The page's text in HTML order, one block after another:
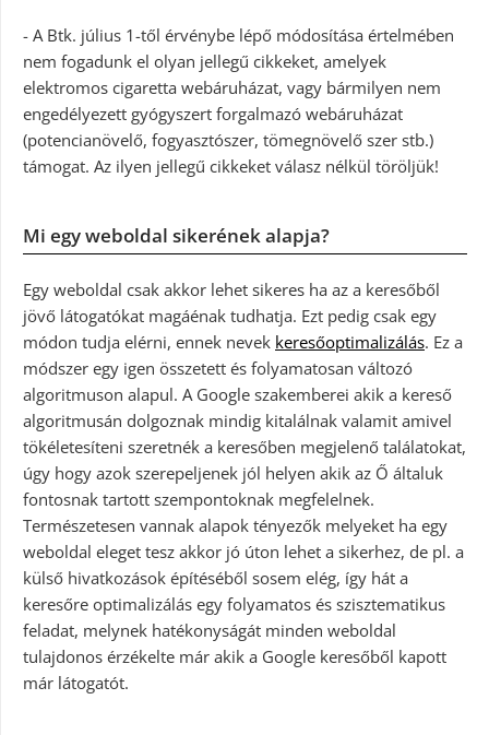
- A Btk. július 1-től érvénybe lépő módosítása értelmében
nem fogadunk el olyan jellegű cikkeket, amelyek
elektromos cigaretta webáruházat, vagy bármilyen nem
engedélyezett gyógyszert forgalmazó webáruházat
(potencianövelő, fogyasztószer, tömegnövelő szer stb.)
támogat. Az ilyen jellegű cikkeket válasz nélkül töröljük!
Mi egy weboldal sikerének alapja?
Egy weboldal csak akkor lehet sikeres ha az a keresőből
jövő látogatókat magáénak tudhatja. Ezt pedig csak egy
módon tudja elérni, ennek nevek keresőoptimalizálás. Ez a
módszer egy igen összetett és folyamatosan változó
algoritmuson alapul. A Google szakemberei akik a kereső
algoritmusán dolgoznak mindig kitalálnak valamit amivel
tökéletesíteni szeretnék a keresőben megjelenő találatokat,
úgy hogy azok szerepeljenek jól helyen akik az Ő általuk
fontosnak tartott szempontoknak megfelelnek.
Természetesen vannak alapok tényezők melyeket ha egy
weboldal eleget tesz akkor jó úton lehet a sikerhez, de pl. a
külső hivatkozások építéséből sosem elég, így hát a
keresőre optimalizálás egy folyamatos és szisztematikus
feladat, melynek hatékonyságát minden weboldal
tulajdonos érzékelte már akik a Google keresőből kapott
már látogatót.